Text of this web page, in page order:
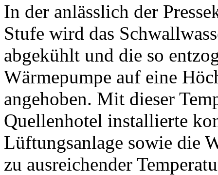
In der anlässlich der
Stufe wird das
abgekühlt und die so
Wärmepumpe auf eine
angehoben. Mit dieser
Quellenhotel installierte
Lüftungsanlage sowie die
zu ausreichender